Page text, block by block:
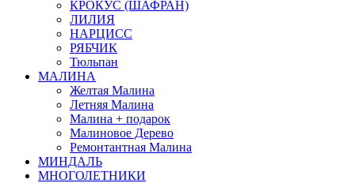
КРОКУС (ШАФРАН)
ЛИЛИЯ
НАРЦИСС
РЯБЧИК
Тюльпан
МАЛИНА
Желтая Малина
Летняя Малина
Малина + подарок
Малиновое Дерево
Ремонтантная Малина
МИНДАЛЬ
МНОГОЛЕТНИКИ